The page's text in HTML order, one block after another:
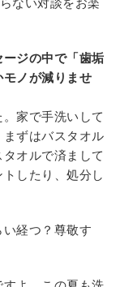
ない対談をお楽
ージの中で「歯垢
ノが減りませ
家で手洗いして
ずはバスタオル
オルで済まして
したり、処分し
経つ？尊敬す